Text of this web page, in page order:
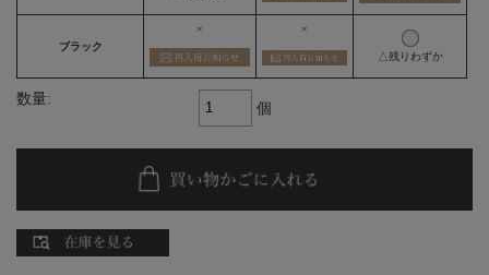
ブラック
× ×
△残りわずか
数量:
個